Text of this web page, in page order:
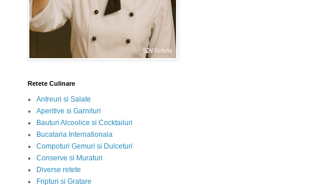
Retete Culinare
Antreuri si Salate
Aperitive si Garnituri
Bauturi Alcoolice si Cocktailuri
Bucataria Internationala
Compoturi Gemuri si Dulceturi
Conserve si Muraturi
Diverse retete
Fripturi si Gratare